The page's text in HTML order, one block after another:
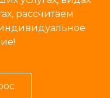
рассчитаем